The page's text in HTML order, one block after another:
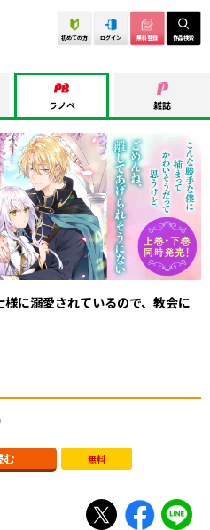
初めての方 ログイン 無料登録 作品検索
ラノベ 雑誌
に溺愛されているので、教会に
む 無料